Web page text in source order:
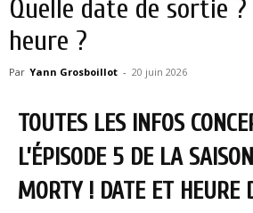
Quelle date de sortie
heure ?
Par Yann Grosboillot - 20 juin 2026
TOUTES LES INFOS
L’ÉPISODE 5 DE LA
MORTY ! DATE ET HEURE